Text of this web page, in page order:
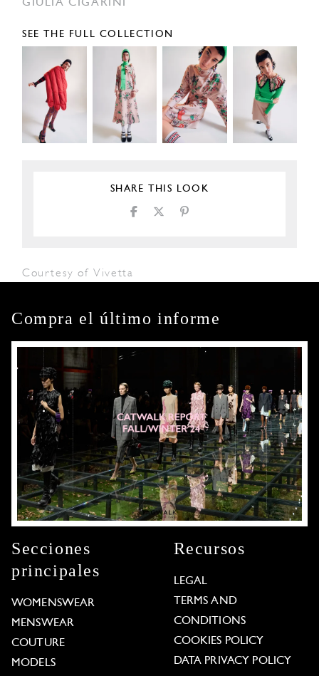
GIULIA CIGARINI
SEE THE FULL COLLECTION
SHARE THIS LOOK
Courtesy of Vivetta
Compra el último informe
Secciones
principales
WOMENSWEAR
MENSWEAR
COUTURE
MODELS
Recursos
LEGAL
TERMS AND
CONDITIONS
COOKIES POLICY
DATA PRIVACY POLICY